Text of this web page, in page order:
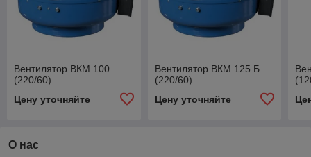
Вентилятор ВКМ 100
(220/60)
Цену уточняйте
Вентилятор ВКМ 125 Б
(220/60)
Цену уточняйте
О нас